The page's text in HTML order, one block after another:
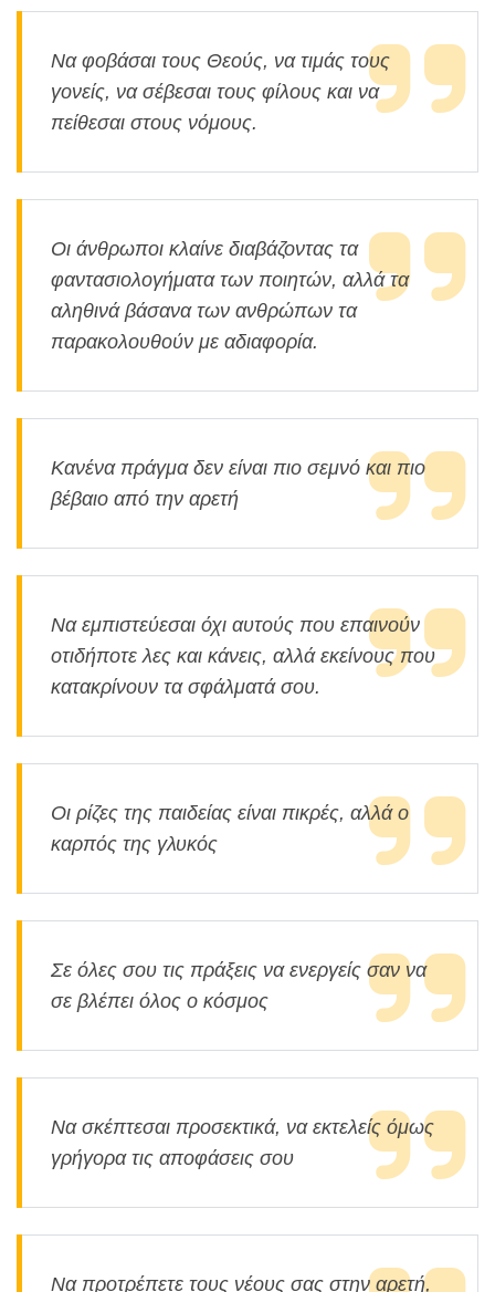
Να φοβάσαι τους Θεούς, να τιμάς τους
γονείς, να σέβεσαι τους φίλους και να
πείθεσαι στους νόμους.
Οι άνθρωποι κλαίνε διαβάζοντας τα
φαντασιολογήματα των ποιητών, αλλά τα
αληθινά βάσανα των ανθρώπων τα
παρακολουθούν με αδιαφορία.
Κανένα πράγμα δεν είναι πιο σεμνό και πιο
βέβαιο από την αρετή
Να εμπιστεύεσαι όχι αυτούς που επαινούν
οτιδήποτε λες και κάνεις, αλλά εκείνους που
κατακρίνουν τα σφάλματά σου.
Οι ρίζες της παιδείας είναι πικρές, αλλά ο
καρπός της γλυκός
Σε όλες σου τις πράξεις να ενεργείς σαν να
σε βλέπει όλος ο κόσμος
Να σκέπτεσαι προσεκτικά, να εκτελείς όμως
γρήγορα τις αποφάσεις σου
Να προτρέπετε τους νέους σας στην αρετή,